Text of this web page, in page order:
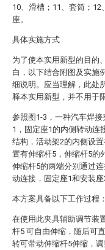
10、滑槽；11、套筒；
座。
具体实施方式
为了使本实用新型的目的
白，以下结合附图及实施
细说明。应当理解，此处
释本实用新型，并不用于
参照图1-3，一种汽车焊
1，固定座1的内侧转动连
结构，活动架2的内侧设
置有伸缩杆5，伸缩杆5的
伸缩杆5的两端分别通过
动连接，固定座1和安装座
本方案具备以下工作过程：
在使用此夹具辅助调节装
杆5 可自由伸缩，随后可
转可带动伸缩杆5伸缩，